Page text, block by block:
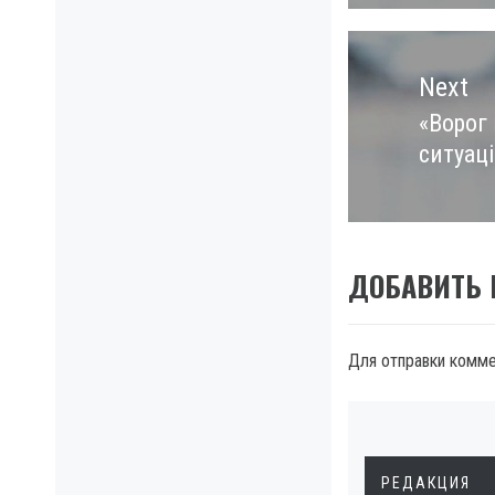
Next
Next
post:
ДОБАВИТЬ
Для отправки
РЕДАКЦИЯ